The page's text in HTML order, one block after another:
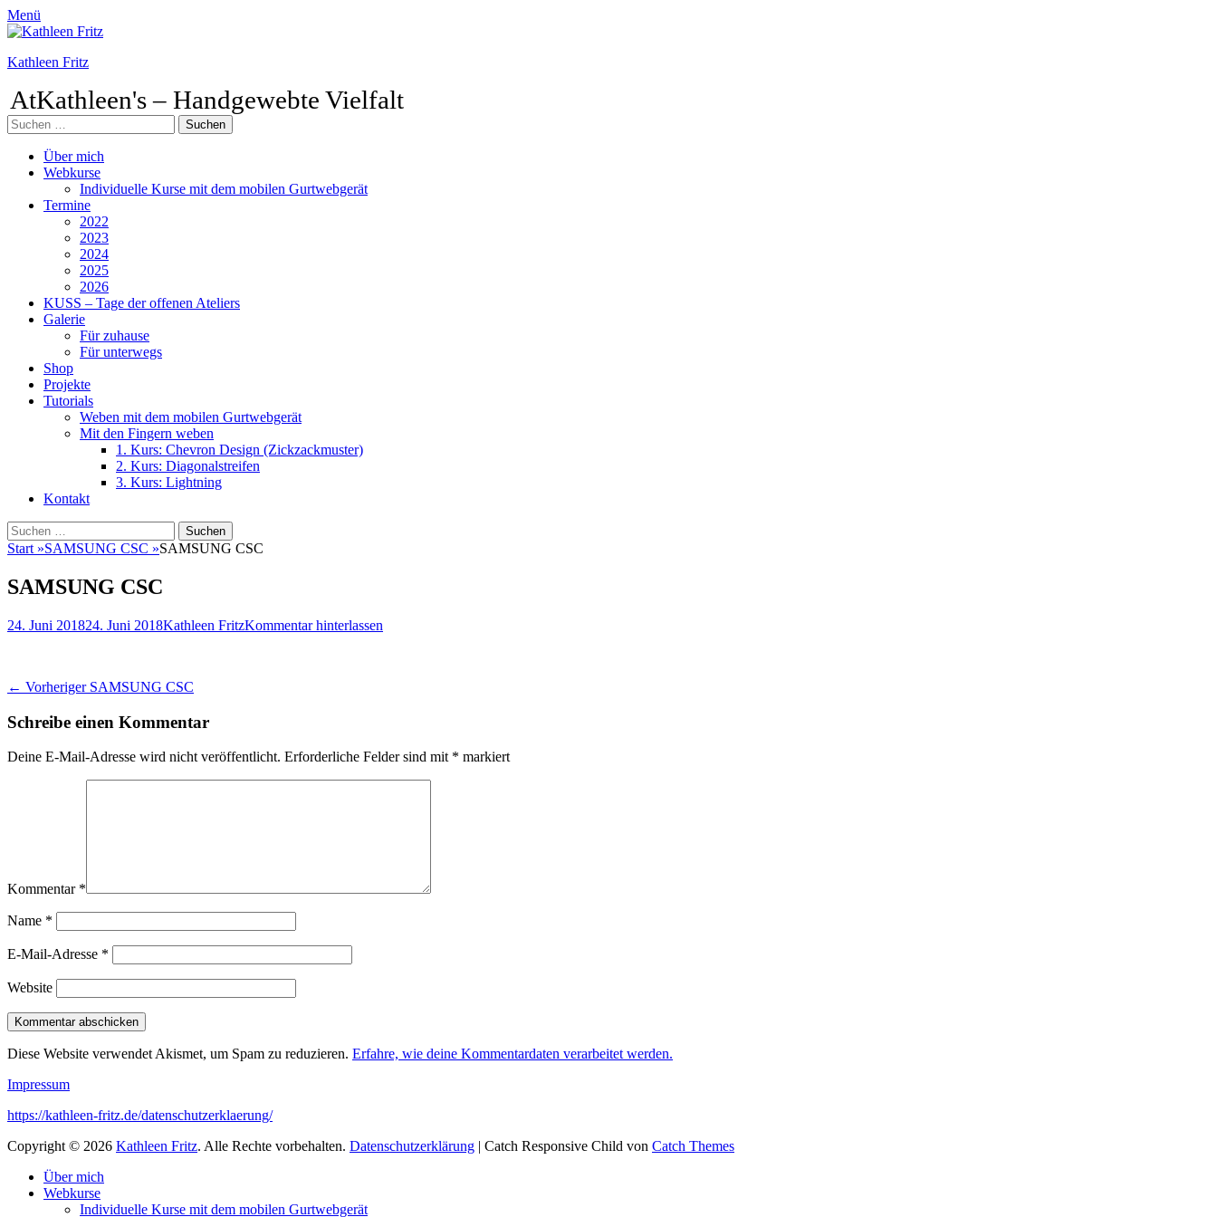
Menü
Kathleen Fritz
AtKathleen's – Handgewebte Vielfalt
Suchen
nach:
Primäres
Menü
Zum
Inhalt
Über mich
Webkurse
Individuelle Kurse mit dem mobilen Gurtwebgerät
Termine
2022
2023
2024
2025
2026
KUSS – Tage der offenen Ateliers
Galerie
Für zuhause
Für unterwegs
Shop
Projekte
Tutorials
Weben mit dem mobilen Gurtwebgerät
Mit den Fingern weben
1. Kurs: Chevron Design (Zickzackmuster)
2. Kurs: Diagonalstreifen
3. Kurs: Lightning
Kontakt
Suchen
Suchen
nach:
Start »SAMSUNG CSC »SAMSUNG CSC
SAMSUNG CSC
Veröffentlicht
24. Juni 201824. Juni 2018Autor
Kathleen FritzKommentar hinterlassen
Beitragsnavigation
← Vorheriger Vorheriger
SAMSUNG CSC
Schreibe einen Kommentar
Deine E-Mail-Adresse wird nicht veröffentlicht. Erforderliche Felder sind mit * markiert
Kommentar *
Name *
E-Mail-Adresse *
Website
Diese Website verwendet Akismet, um Spam zu reduzieren. Erfahre, wie deine Kommentardaten verarbeitet werden.
Impressum
https://kathleen-fritz.de/datenschutzerklaerung/
Copyright © 2026 Kathleen Fritz. Alle Rechte vorbehalten. Datenschutzerklärung | Catch Responsive Child von Catch Themes
oben
scrollen
Über mich
Webkurse
Individuelle Kurse mit dem mobilen Gurtwebgerät